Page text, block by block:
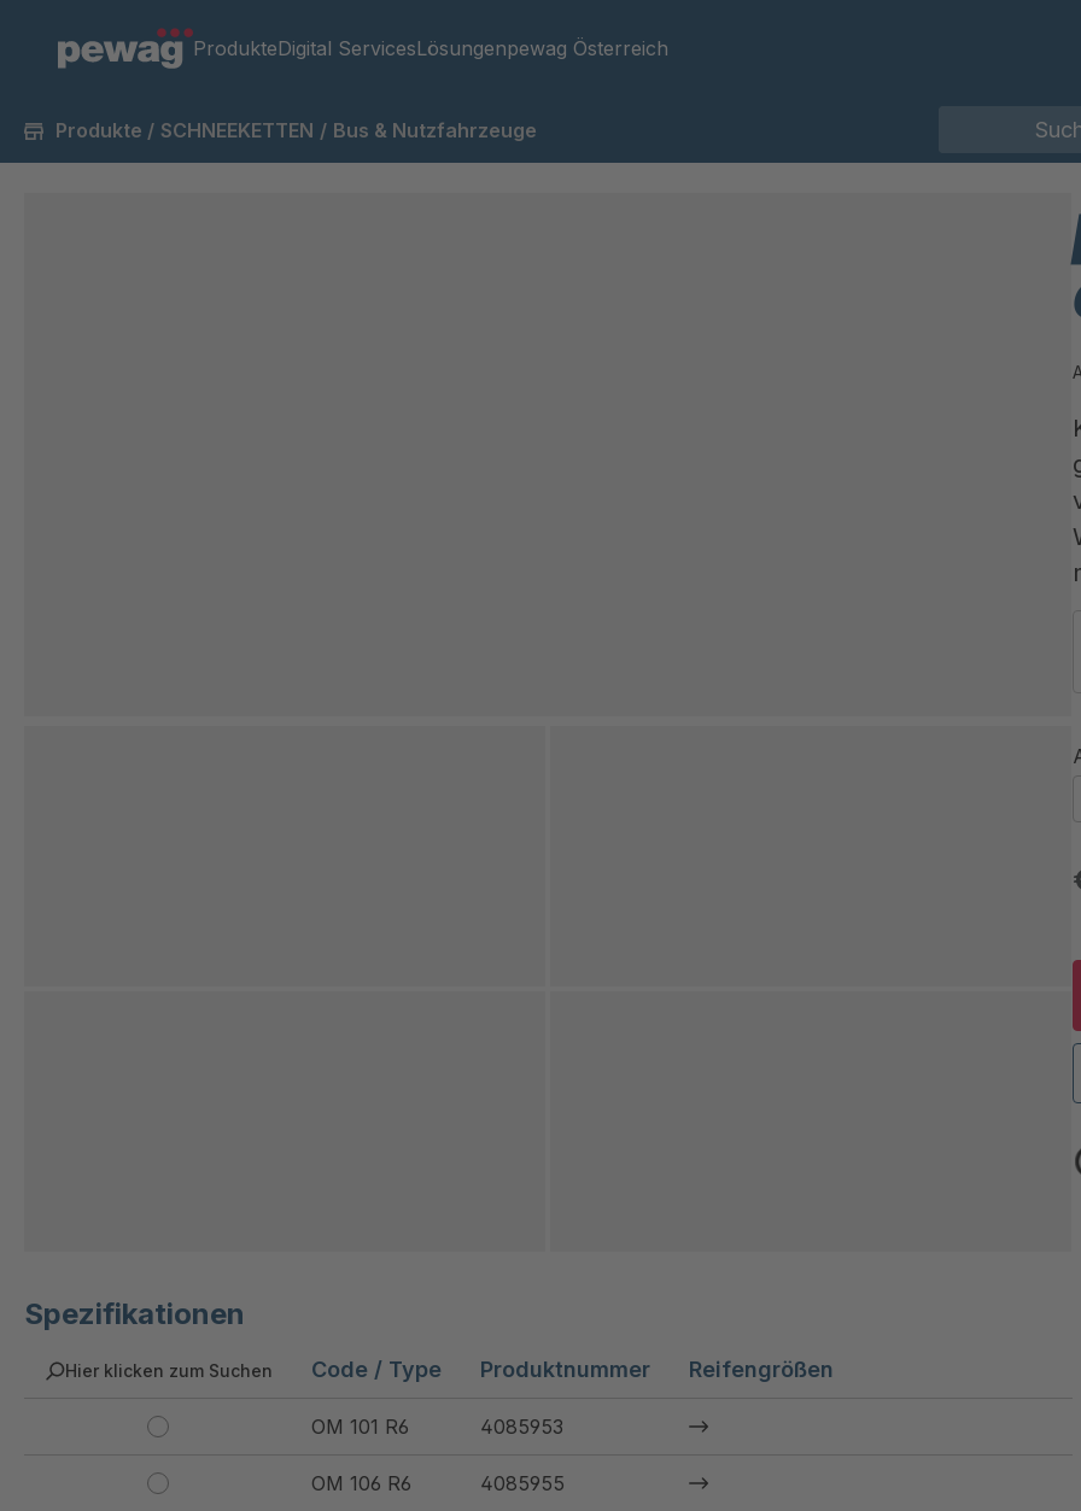
ProdukteDigital ServicesLösungenpewag Österreich
Produkte / SCHNEEKETTEN / Bus & Nutzfahrzeuge
Spezifikationen
Hier klicken zum Suchen Code / Type Produktnummer Reifengrößen
OM 101 R6 4085953
OM 106 R6 4085955